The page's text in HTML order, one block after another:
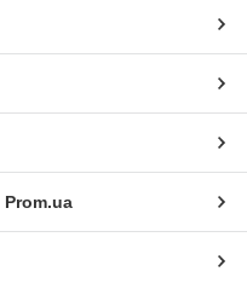
Prom.ua